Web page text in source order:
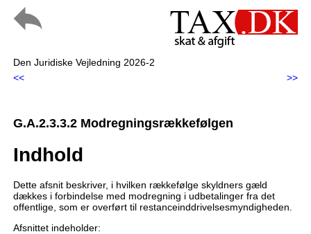
Den Juridiske Vejledning 2026-2
<<
>>
G.A.2.3.3.2 Modregningsrækkefølgen
Indhold
Dette afsnit beskriver, i hvilken rækkefølge skyldners gæld
dækkes i forbindelse med modregning i udbetalinger fra det
offentlige, som er overført til restanceinddrivelsesmyndigheden.
Afsnittet indeholder: